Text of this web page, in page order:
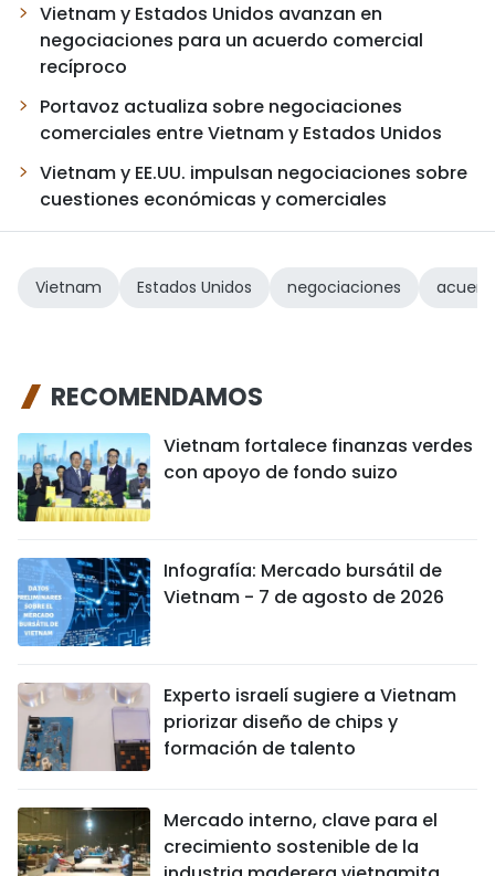
Vietnam y Estados Unidos avanzan en
negociaciones para un acuerdo comercial
recíproco
Portavoz actualiza sobre negociaciones
comerciales entre Vietnam y Estados Unidos
Vietnam y EE.UU. impulsan negociaciones sobre
cuestiones económicas y comerciales
Vietnam Estados Unidos negociaciones
RECOMENDAMOS
Vietnam fortalece finanzas verdes
con apoyo de fondo suizo
Infografía: Mercado bursátil de
Vietnam - 7 de agosto de 2026
Experto israelí sugiere a Vietnam
priorizar diseño de chips y
formación de talento
Mercado interno, clave para el
crecimiento sostenible de la